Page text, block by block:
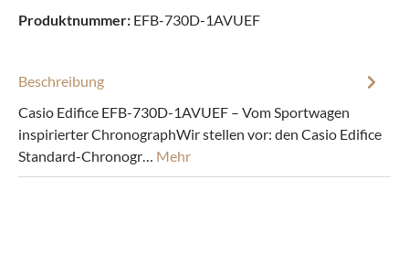
Produktnummer: EFB-730D-1AVUEF
Beschreibung
Casio Edifice EFB-730D-1AVUEF – Vom Sportwagen
inspirierter ChronographWir stellen vor: den Casio Edifice
Standard-Chronogr… Mehr